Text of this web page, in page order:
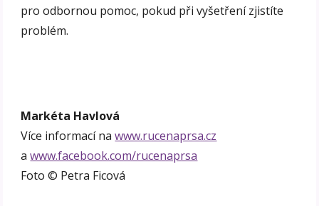
pro odbornou pomoc, pokud při vyšetření zjistíte
problém.
Markéta Havlová
Více informací nawww.rucenaprsa.cz
awww.facebook.com/rucenaprsa
Foto © Petra Ficová